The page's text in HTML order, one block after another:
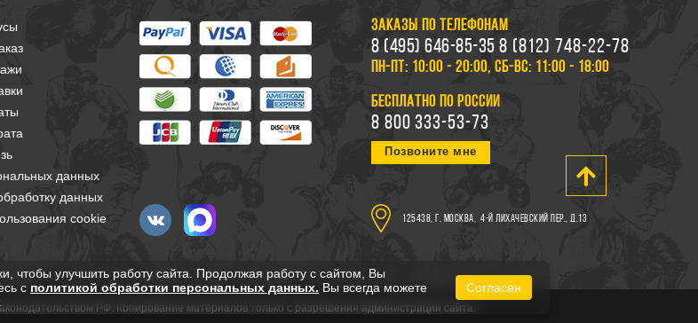
данных
данных
cookie
ЗАКАЗЫ ПО ТЕЛЕФОНАМ
8 (495) 646-85-35 8 (812) 748-22-78
ПН-ПТ: 10:00 - 20:00, СБ-ВС: 11:00 - 18:00
БЕСПЛАТНО ПО РОССИИ
8 800 333-53-73
Позвоните мне
125438, г. Москва, 4-й Лихачевский пер., д.13
РФ. Копирование материалов только с разрешения администрации сайта.
чтобы улучшить работу сайта. Продолжая работу с сайтом, Вы
с политикой обработки персональных данных. Вы всегда можете
Согласен